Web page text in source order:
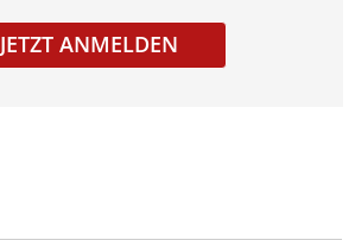
JETZT ANMELDEN